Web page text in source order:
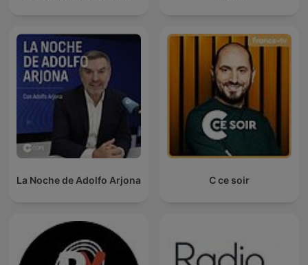
La Noche de Adolfo Arjona C ce soir